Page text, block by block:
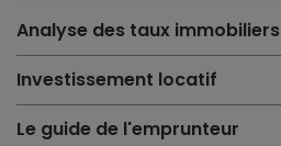
Analyse des taux immobiliers
Investissement locatif
Le guide de l'emprunteur